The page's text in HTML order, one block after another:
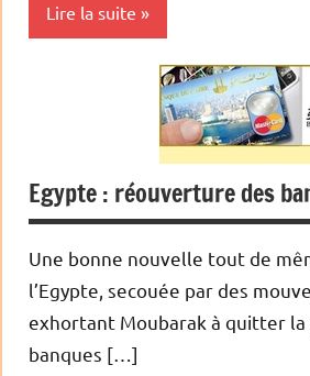
Lire la suite
Economie
Monétaire
Egypte : réouverture des
Une bonne nouvelle tout de
l’Egypte, secouée par des
exhortant Moubarak à quitter la
banques […]